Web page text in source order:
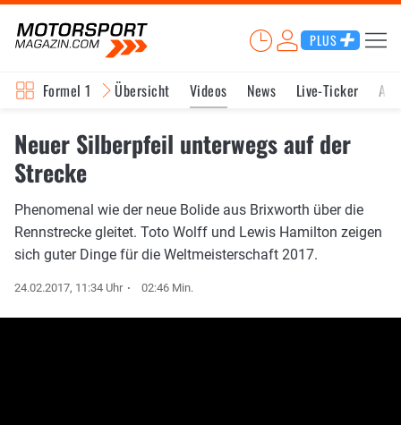
PLUS
Formel 1 Übersicht Videos News Live-Ticker
Neuer Silberpfeil unterwegs auf der
Strecke
Phenomenal wie der neue Bolide aus Brixworth über die
Rennstrecke gleitet. Toto Wolff und Lewis Hamilton zeigen
sich guter Dinge für die Weltmeisterschaft 2017.
24.02.2017, 11:34 Uhr 02:46 Min.